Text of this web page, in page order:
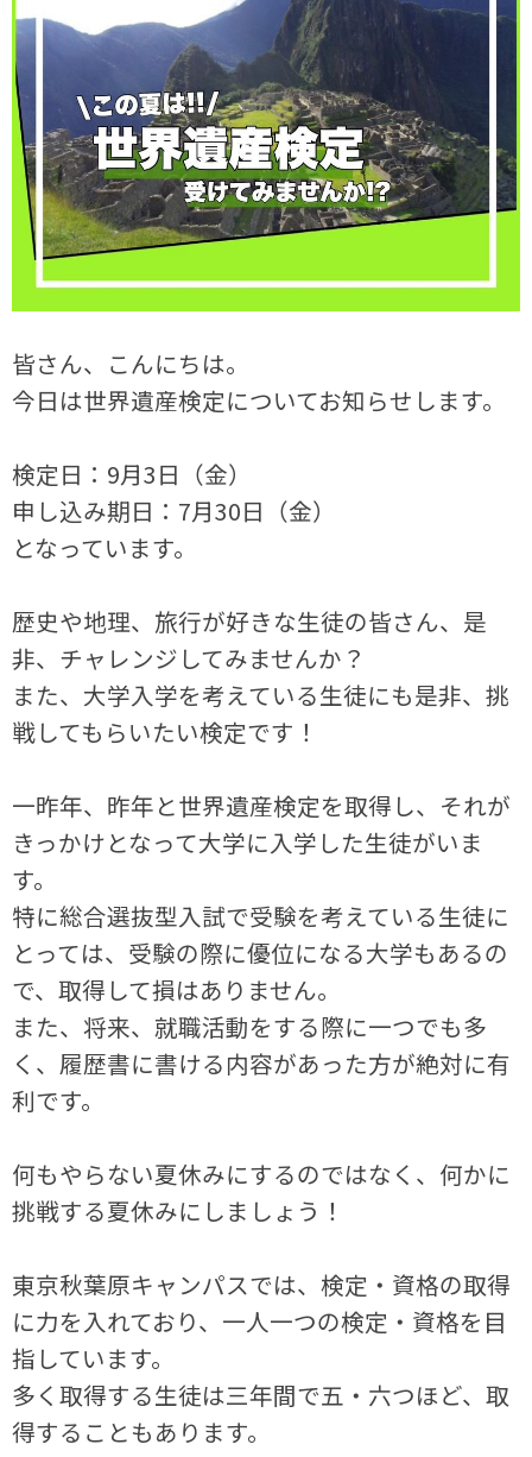
皆さん、こんにちは。
今日は世界遺産検定についてお知らせします。
検定日：9月3日（金）
申し込み期日：7月30日（金）
となっています。
歴史や地理、旅行が好きな生徒の皆さん、是
非、チャレンジしてみませんか？
また、大学入学を考えている生徒にも是非、挑
戦してもらいたい検定です！
一昨年、昨年と世界遺産検定を取得し、それが
きっかけとなって大学に入学した生徒がいま
す。
特に総合選抜型入試で受験を考えている生徒に
とっては、受験の際に優位になる大学もあるの
で、取得して損はありません。
また、将来、就職活動をする際に一つでも多
く、履歴書に書ける内容があった方が絶対に有
利です。
何もやらない夏休みにするのではなく、何かに
挑戦する夏休みにしましょう！
東京秋葉原キャンパスでは、検定・資格の取得
に力を入れており、一人一つの検定・資格を目
指しています。
多く取得する生徒は三年間で五・六つほど、取
得することもあります。